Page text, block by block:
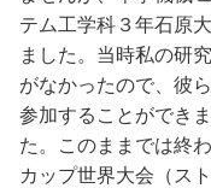
テム工学科３年石原
ました。当時私の研
がなかったので、彼
参加することができ
た。このままでは終
カップ世界大会（ス